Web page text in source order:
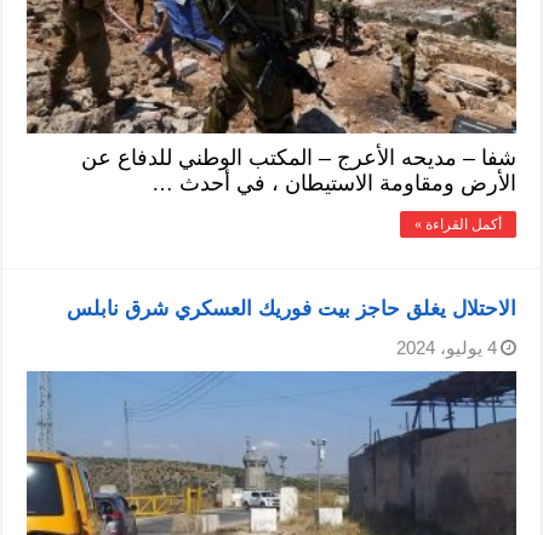
شفا – مديحه الأعرج – المكتب الوطني للدفاع عن
الأرض ومقاومة الاستيطان ، في أحدث …
أكمل القراءة »
الاحتلال يغلق حاجز بيت فوريك العسكري شرق نابلس
4 يوليو، 2024